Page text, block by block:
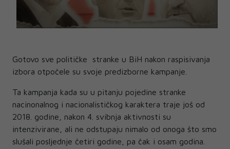
Gotovo sve političke stranke u BiH nakon raspisivanja
izbora otpočele su svoje predizborne kampanje.
Ta kampanja kada su u pitanju pojedine stranke
nacinonalnog i nacionalističkog karaktera traje još od
2018. godine, nakon 4. svibnja aktivnosti su
intenzivirane, ali ne odstupaju nimalo od onoga što smo
slušali posljednje četiri godine, pa čak i osam godina.